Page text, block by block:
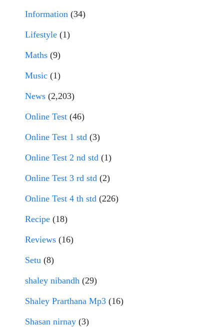
Information (34)
Lifestyle (1)
Maths (9)
Music (1)
News (2,203)
Online Test (46)
Online Test 1 std (3)
Online Test 2 nd std (1)
Online Test 3 rd std (2)
Online Test 4 th std (226)
Recipe (18)
Reviews (16)
Setu (8)
shaley nibandh (29)
Shaley Prarthana Mp3 (16)
Shasan nirnay (3)